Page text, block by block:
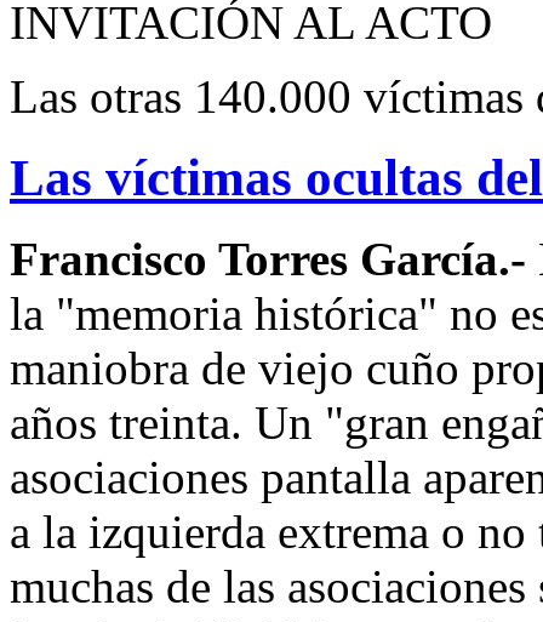
INVITACIÓN AL ACTO
Las otras 140.000 víctimas
Las víctimas ocultas
Francisco Torres García.-
la "memoria histórica" no
maniobra de viejo cuño
años treinta. Un "gran
asociaciones pantalla
a la izquierda extrema o
muchas de las